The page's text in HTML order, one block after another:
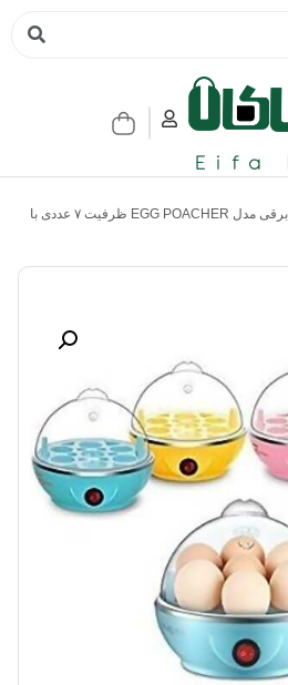
/ تخم مرغ پز برقی مدل EGG POACHER ظرفیت ۷ عددی با